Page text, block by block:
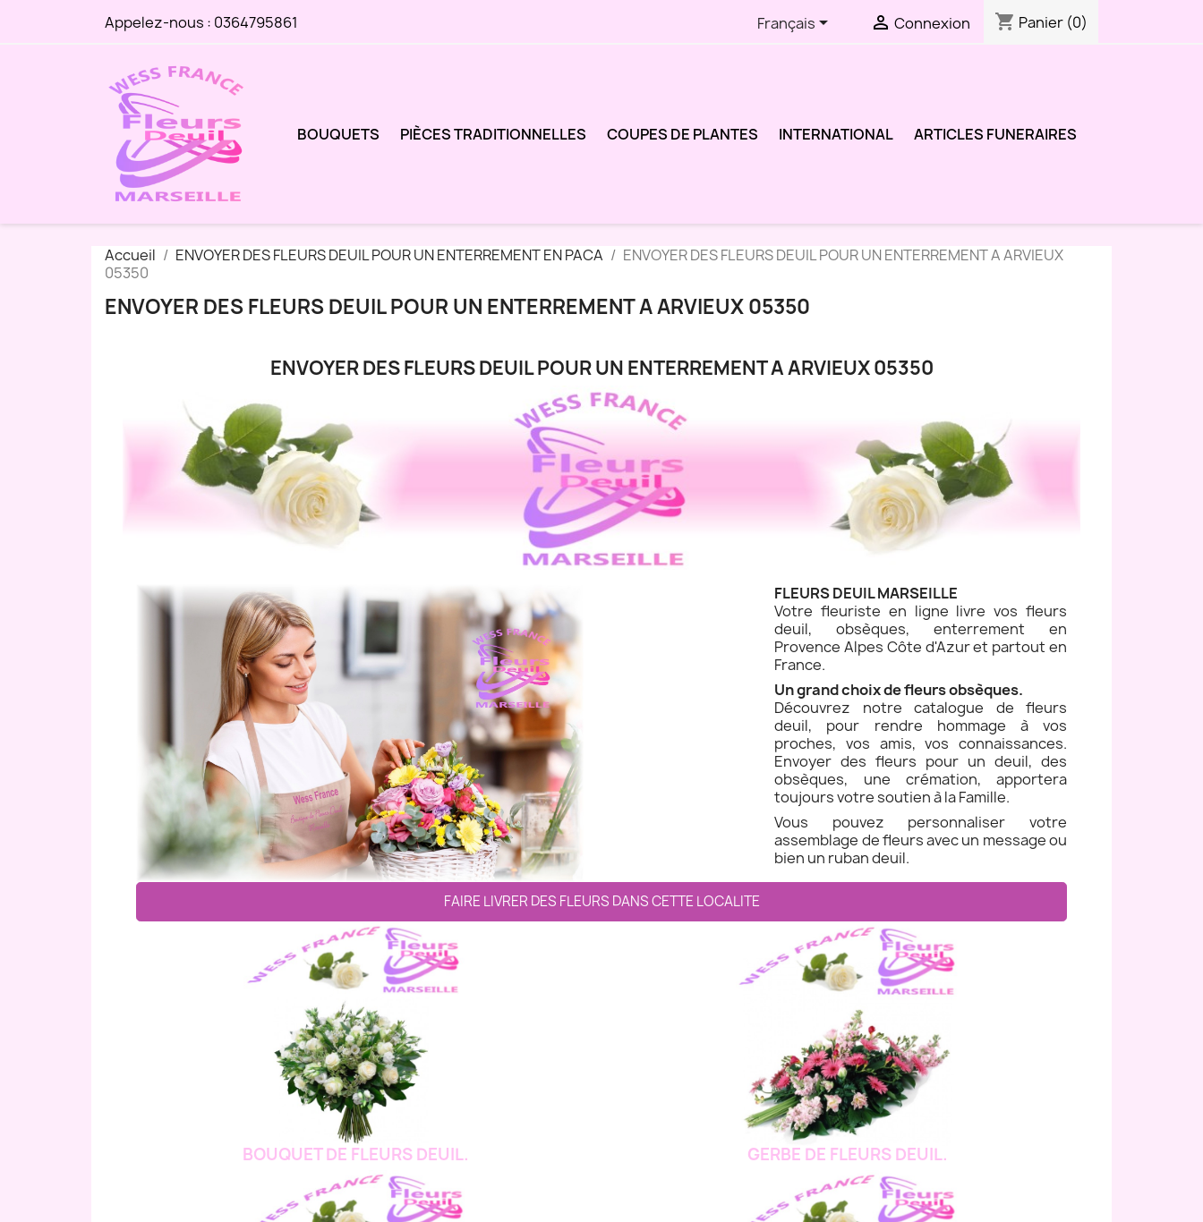
Appelez-nous : 0364795861 Français  Connexion shopping_cart Panier (0)
BOUQUETS PIÈCES TRADITIONNELLES COUPES DE PLANTES INTERNATIONAL ARTICLES FUNERAIRES
Accueil ENVOYER DES FLEURS DEUIL POUR UN ENTERREMENT EN PACA
ENVOYER DES FLEURS DEUIL POUR UN ENTERREMENT A ARVIEUX
05350
ENVOYER DES FLEURS DEUIL POUR UN ENTERREMENT A ARVIEUX 05350
ENVOYER DES FLEURS DEUIL POUR UN ENTERREMENT A ARVIEUX 05350
FLEURS DEUIL MARSEILLE
Votre fleuriste en ligne livre vos fleurs
deuil, obsèques, enterrement en
Provence Alpes Côte d'Azur et partout en
France.
Un grand choix de fleurs obsèques.
Découvrez notre catalogue de fleurs
deuil, pour rendre hommage à vos
proches, vos amis, vos connaissances.
Envoyer des fleurs pour un deuil, des
obsèques, une crémation, apportera
toujours votre soutien à la Famille.
Vous pouvez personnaliser votre
assemblage de fleurs avec un message ou
bien un ruban deuil.
FAIRE LIVRER DES FLEURS DANS CETTE LOCALITE
BOUQUET DE FLEURS DEUIL. GERBE DE FLEURS DEUIL.